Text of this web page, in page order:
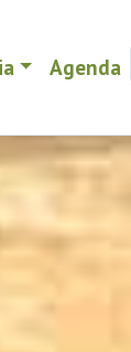
Agenda